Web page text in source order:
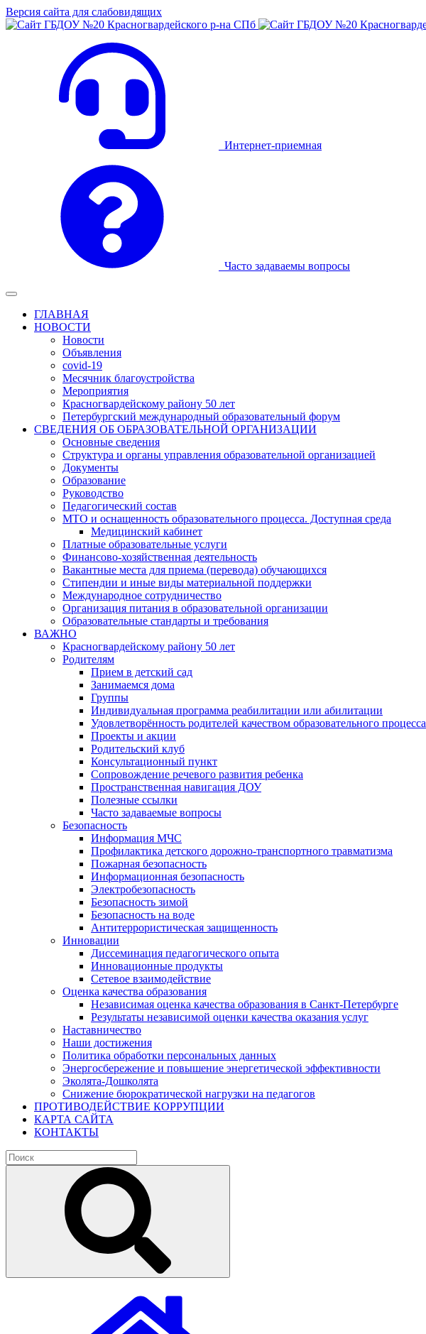
Версия сайта для слабовидящих
Интернет-приемная
Часто задаваемы вопросы
ГЛАВНАЯ
НОВОСТИ
Новости
Объявления
covid-19
Месячник благоустройства
Мероприятия
Красногвардейскому району 50 лет
Петербургский международный образовательный форум
СВЕДЕНИЯ ОБ ОБРАЗОВАТЕЛЬНОЙ ОРГАНИЗАЦИИ
Основные сведения
Структура и органы управления образовательной организацией
Документы
Образование
Руководство
Педагогический состав
МТО и оснащенность образовательного процесса. Доступная среда
Медицинский кабинет
Платные образовательные услуги
Финансово-хозяйственная деятельность
Вакантные места для приема (перевода) обучающихся
Стипендии и иные виды материальной поддержки
Международное сотрудничество
Организация питания в образовательной организации
Образовательные стандарты и требования
ВАЖНО
Красногвардейскому району 50 лет
Родителям
Прием в детский сад
Занимаемся дома
Группы
Индивидуальная программа реабилитации или абилитации
Удовлетворённость родителей качеством образовательного процесса
Проекты и акции
Родительский клуб
Консультационный пункт
Сопровождение речевого развития ребенка
Пространственная навигация ДОУ
Полезные ссылки
Часто задаваемые вопросы
Безопасность
Информация МЧС
Профилактика детского дорожно-транспортного травматизма
Пожарная безопасность
Информационная безопасность
Электробезопасность
Безопасность зимой
Безопасность на воде
Антитеррористическая защищенность
Инновации
Диссеминация педагогического опыта
Инновационные продукты
Сетевое взаимодействие
Оценка качества образования
Независимая оценка качества образования в Санкт-Петербурге
Результаты независимой оценки качества оказания услуг
Наставничество
Наши достижения
Политика обработки персональных данных
Энергосбережение и повышение энергетической эффективности
Эколята-Дошколята
Снижение бюрократической нагрузки на педагогов
ПРОТИВОДЕЙСТВИЕ КОРРУПЦИИ
КАРТА САЙТА
КОНТАКТЫ